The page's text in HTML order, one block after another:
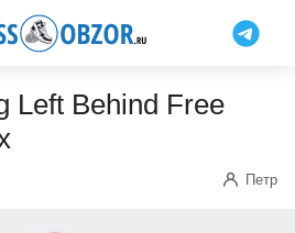
Left Behind Free
Петр